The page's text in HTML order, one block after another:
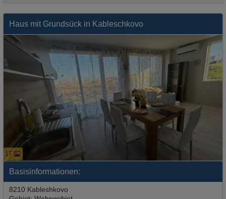
Haus mit Grundsück in Kableschkovo
17
Basisinformationen:
8210 Kableshkovo